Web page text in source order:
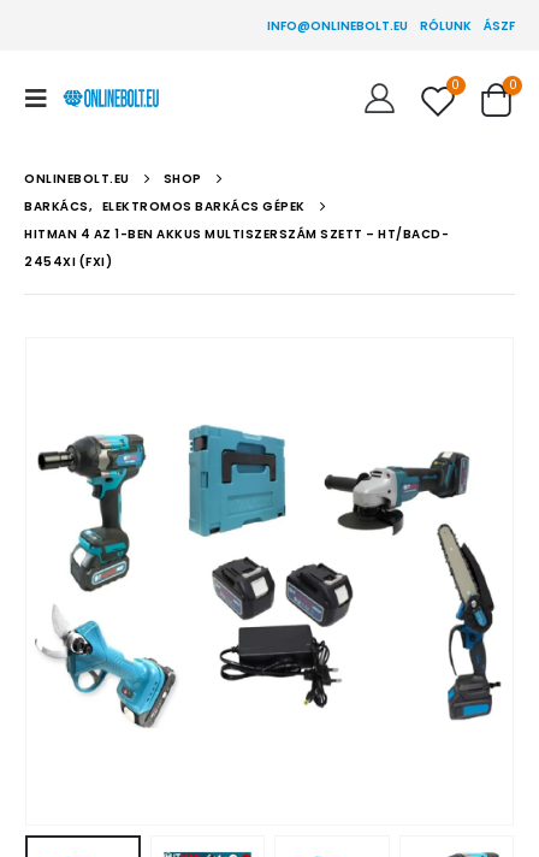
INFO@ONLINEBOLT.EU RÓLUNK ÁSZF
0 0
ONLINEBOLT.EU
SHOP
BARKÁCS, ELEKTROMOS BARKÁCS GÉPEK
HITMAN 4 AZ 1-BEN AKKUS MULTISZERSZÁM SZETT – HT/BACD-
2454XI (FXI)